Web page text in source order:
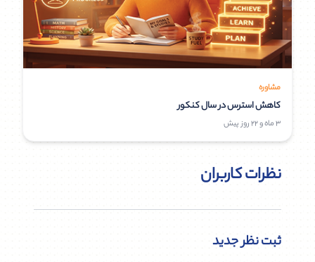
مشاوره
کاهش استرس در سال کنکور
3 ماه و 22 روز پیش
نظرات کاربران
ثبت نظر جدید